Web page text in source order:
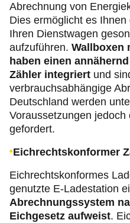
Abrechnung von
Dies ermöglicht es
Ihren Dienstwagen
aufzuführen. Wallboxen
haben einen
Zähler integriert und
verbrauchsabhängige
Deutschland werden
Voraussetzungen
gefordert.
Eichrechtskonformer
Eichrechtskonformes
genutzte E-Ladestation
Abrechnungssystem
Eichgesetz aufweist.